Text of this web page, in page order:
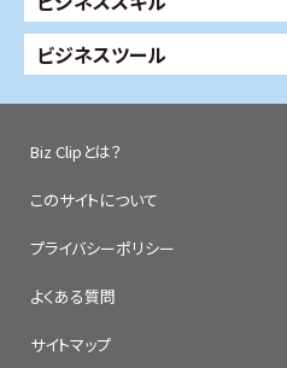
ビジネスツール
Biz Clipとは？
このサイトについて
プライバシーポリシー
よくある質問
サイトマップ